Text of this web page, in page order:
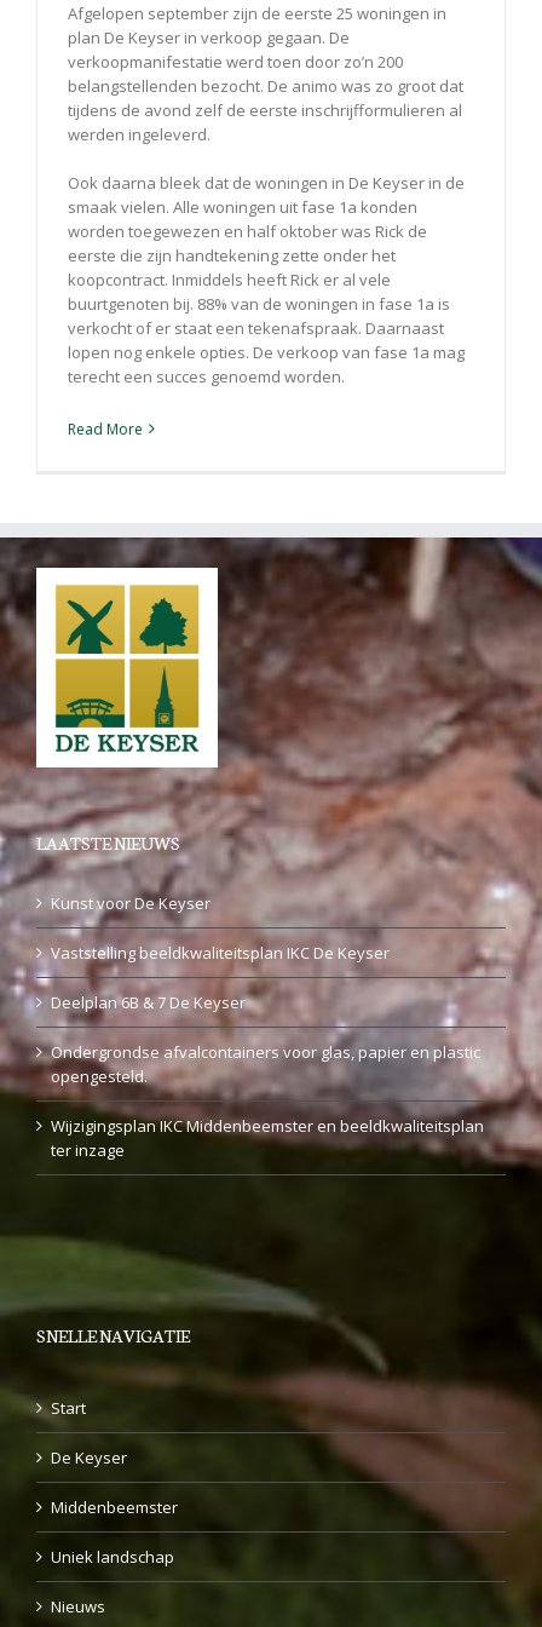
Afgelopen september zijn de eerste 25 woningen in
plan De Keyser in verkoop gegaan. De
verkoopmanifestatie werd toen door zo’n 200
belangstellenden bezocht. De animo was zo groot dat
tijdens de avond zelf de eerste inschrijfformulieren al
werden ingeleverd.
Ook daarna bleek dat de woningen in De Keyser in de
smaak vielen. Alle woningen uit fase 1a konden
worden toegewezen en half oktober was Rick de
eerste die zijn handtekening zette onder het
koopcontract. Inmiddels heeft Rick er al vele
buurtgenoten bij. 88% van de woningen in fase 1a is
verkocht of er staat een tekenafspraak. Daarnaast
lopen nog enkele opties. De verkoop van fase 1a mag
terecht een succes genoemd worden.
Read More
LAATSTE NIEUWS
Kunst voor De Keyser
Vaststelling beeldkwaliteitsplan IKC De Keyser
Deelplan 6B & 7 De Keyser
Ondergrondse afvalcontainers voor glas, papier en plastic
opengesteld.
Wijzigingsplan IKC Middenbeemster en beeldkwaliteitsplan
ter inzage
SNELLE NAVIGATIE
Start
De Keyser
Middenbeemster
Uniek landschap
Nieuws